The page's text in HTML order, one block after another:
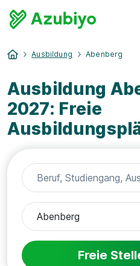
Ausbildung Abenberg
Ausbildung
2027: Freie
Freie